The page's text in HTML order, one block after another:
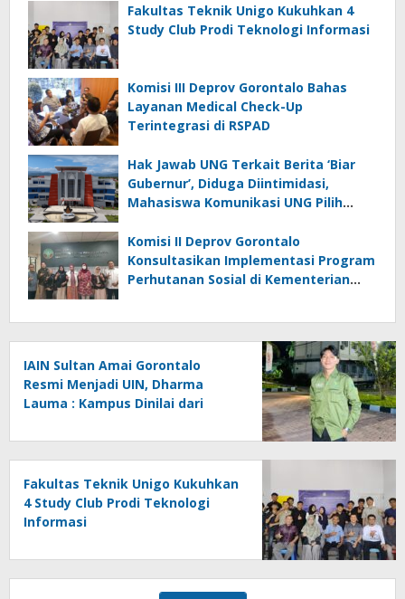
Fakultas Teknik Unigo Kukuhkan 4
Study Club Prodi Teknologi Informasi
Komisi III Deprov Gorontalo Bahas
Layanan Medical Check-Up
Terintegrasi di RSPAD
Hak Jawab UNG Terkait Berita ‘Biar
Gubernur’, Diduga Diintimidasi,
Mahasiswa Komunikasi UNG Pilih
Komisi II Deprov Gorontalo
Konsultasikan Implementasi Program
Perhutanan Sosial di Kementerian
IAIN Sultan Amai Gorontalo
Resmi Menjadi UIN, Dharma
Lauma : Kampus Dinilai dari
Fakultas Teknik Unigo Kukuhkan
4 Study Club Prodi Teknologi
Informasi